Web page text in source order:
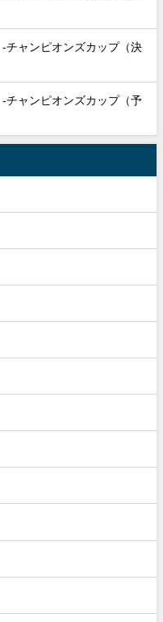
-チャンピオンズカップ（決
-チャンピオンズカップ（予